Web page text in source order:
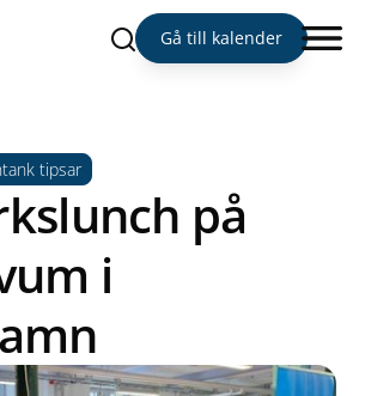
Sök Gå till kalender
tipsar
på
i